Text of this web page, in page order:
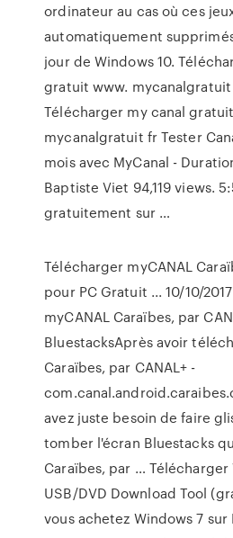
ordinateur au cas où ces
automatiquement
jour de Windows 10.
gratuit www. mycanalgratuit
Télécharger my canal
mycanalgratuit fr Tester
mois avec MyCanal -
Baptiste Viet 94,119 views.
gratuitement sur …
Télécharger myCANAL
pour PC Gratuit ... 10/10/
myCANAL Caraïbes, par
BluestacksAprès avoir
Caraïbes, par CANAL+ -
avez juste besoin de faire
tomber l'écran Bluestacks
Caraïbes, par … Télécharger
USB/DVD Download Tool
vous achetez Windows 7